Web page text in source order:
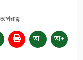
অ- অ+